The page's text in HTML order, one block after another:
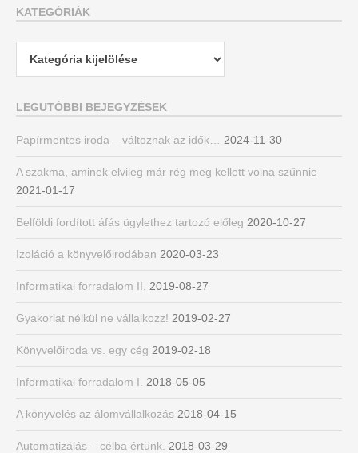
KATEGÓRIÁK
Kategóriák
LEGUTÓBBI BEJEGYZÉSEK
Papírmentes iroda – változnak az idők… 2024-11-30
A szakma, aminek elvileg már rég meg kellett volna szűnnie
2021-01-17
Belföldi fordított áfás ügylethez tartozó előleg 2020-10-27
Izoláció a könyvelőirodában 2020-03-23
Informatikai forradalom II. 2019-08-27
Gyakorlat nélkül ne vállalkozz! 2019-02-27
Könyvelőiroda vs. egy cég 2019-02-18
Informatikai forradalom I. 2018-05-05
A könyvelés az álomvállalkozás 2018-04-15
Automatizálás – célba értünk. 2018-03-29